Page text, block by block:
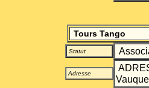
Tours Tango
Statut
Adresse